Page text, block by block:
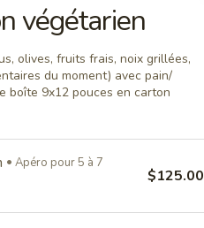
Un
de
main,
les
végétarien
olives, fruits frais, noix grillées,
du moment) avec pain/
boîte 9x12 pouces en carton
Apéro pour 5 à 7
$125.00